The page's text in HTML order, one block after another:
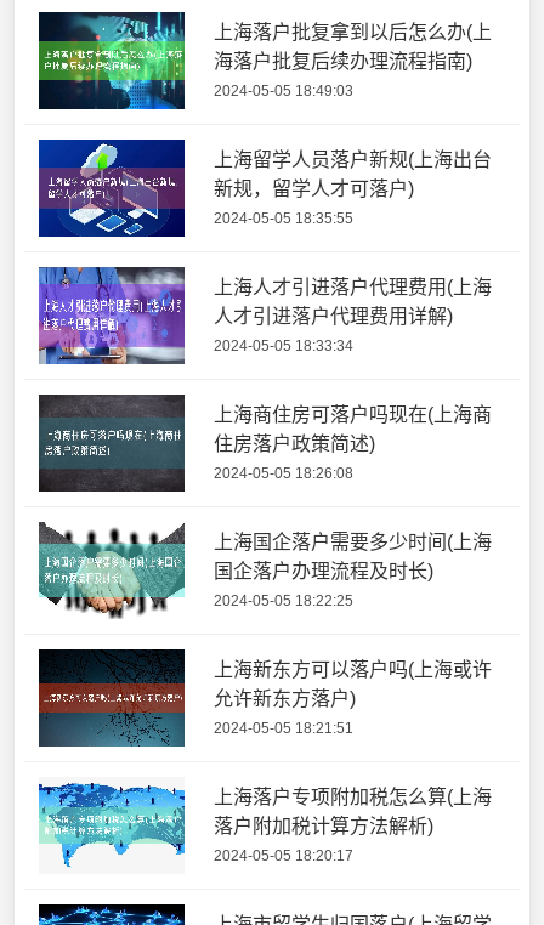
上海落户批复拿到以后怎么办(上
海落户批复后续办理流程指南)
2024-05-05 18:49:03
上海留学人员落户新规(上海出台
新规，留学人才可落户)
2024-05-05 18:35:55
上海人才引进落户代理费用(上海
人才引进落户代理费用详解)
2024-05-05 18:33:34
上海商住房可落户吗现在(上海商
住房落户政策简述)
2024-05-05 18:26:08
上海国企落户需要多少时间(上海
国企落户办理流程及时长)
2024-05-05 18:22:25
上海新东方可以落户吗(上海或许
允许新东方落户)
2024-05-05 18:21:51
上海落户专项附加税怎么算(上海
落户附加税计算方法解析)
2024-05-05 18:20:17